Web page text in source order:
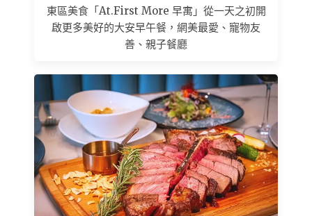
東區美食「At.First More 早寓」從一天之初開
啟更多美好的大安早午餐，網美最愛、寵物友
善、親子餐廳